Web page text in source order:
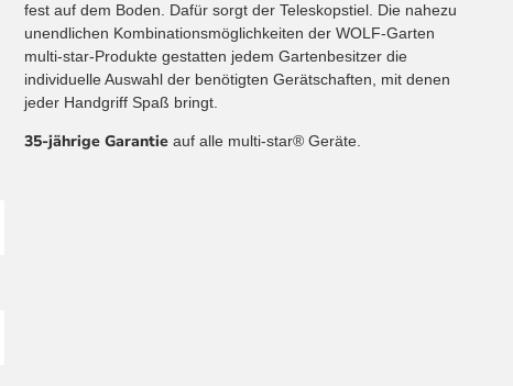
fest auf dem Boden. Dafür sorgt der Teleskopstiel. Die nahezu
unendlichen Kombinationsmöglichkeiten der WOLF-Garten
multi-star-Produkte gestatten jedem Gartenbesitzer die
individuelle Auswahl der benötigten Gerätschaften, mit denen
jeder Handgriff Spaß bringt.
35-jährige Garantieauf alle multi-star® Geräte.